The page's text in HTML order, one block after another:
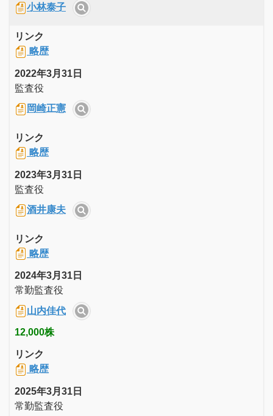
小林泰子
リンク
略歴
2022年3月31日
監査役
岡崎正憲
リンク
略歴
2023年3月31日
監査役
酒井康夫
リンク
略歴
2024年3月31日
常勤監査役
山内佳代
12,000株
リンク
略歴
2025年3月31日
常勤監査役